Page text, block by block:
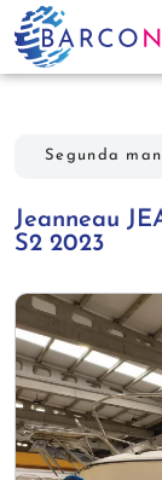
Segunda
Jeanneau
S2 2023